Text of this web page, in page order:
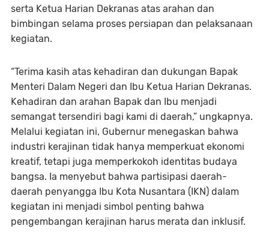
serta Ketua Harian Dekranas atas arahan dan
bimbingan selama proses persiapan dan pelaksanaan
kegiatan.
“Terima kasih atas kehadiran dan dukungan Bapak
Menteri Dalam Negeri dan Ibu Ketua Harian Dekranas.
Kehadiran dan arahan Bapak dan Ibu menjadi
semangat tersendiri bagi kami di daerah,” ungkapnya.
Melalui kegiatan ini, Gubernur menegaskan bahwa
industri kerajinan tidak hanya memperkuat ekonomi
kreatif, tetapi juga memperkokoh identitas budaya
bangsa. Ia menyebut bahwa partisipasi daerah-
daerah penyangga Ibu Kota Nusantara (IKN) dalam
kegiatan ini menjadi simbol penting bahwa
pengembangan kerajinan harus merata dan inklusif.